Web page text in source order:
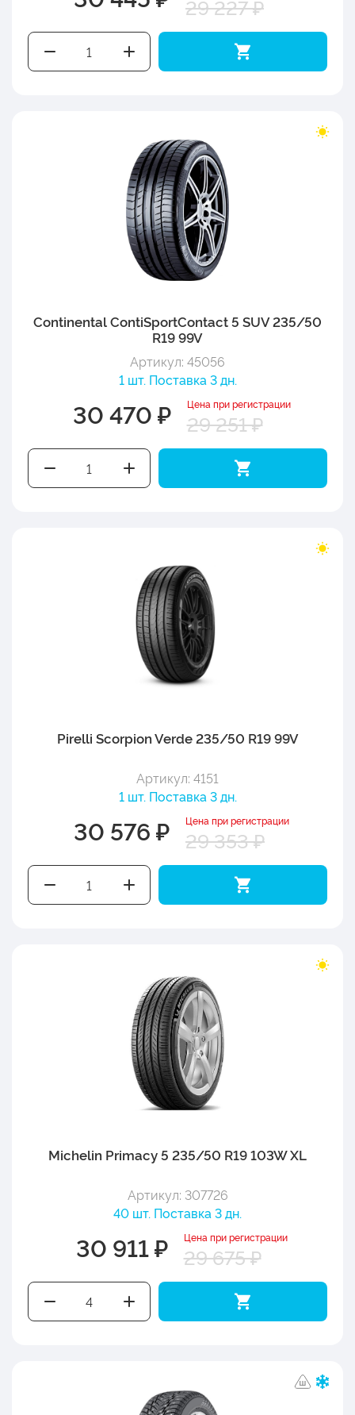
29 227 ₽
Continental ContiSportContact 5 SUV 235/50
R19 99V
Артикул: 45056
1 шт. Поставка 3 дн.
30 470 ₽ Цена при регистрации
29 251 ₽
Pirelli Scorpion Verde 235/50 R19 99V
Артикул: 4151
1 шт. Поставка 3 дн.
30 576 ₽ Цена при регистрации
29 353 ₽
Michelin Primacy 5 235/50 R19 103W XL
Артикул: 307726
40 шт. Поставка 3 дн.
30 911 ₽ Цена при регистрации
29 675 ₽